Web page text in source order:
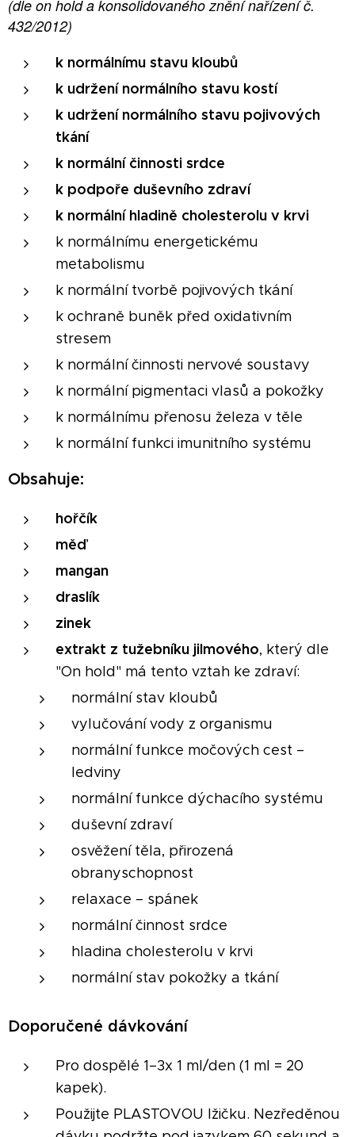
(dle on hold a konsolidovaného znění nařízení č.
432/2012)
k normálnímu stavu kloubů
k udržení normálního stavu kostí
k udržení normálního stavu pojivových
tkání
k normální činnosti srdce
k podpoře duševního zdraví
k normální hladině cholesterolu v krvi
k normálnímu energetickému
metabolismu
k normální tvorbě pojivových tkání
k ochraně buněk před oxidativním
stresem
k normální činnosti nervové soustavy
k normální pigmentaci vlasů a pokožky
k normálnímu přenosu železa v těle
k normální funkci imunitního systému
Obsahuje:
hořčík
měď
mangan
draslík
zinek
extrakt z tužebníku jilmového, který dle
"On hold" má tento vztah ke zdraví:
normální stav kloubů
vylučování vody z organismu
normální funkce močových cest –
ledviny
normální funkce dýchacího systému
duševní zdraví
osvěžení těla, přirozená
obranyschopnost
relaxace – spánek
normální činnost srdce
hladina cholesterolu v krvi
normální stav pokožky a tkání
Doporučené dávkování
Pro dospělé 1–3x 1 ml/den (1 ml = 20
kapek).
Použijte PLASTOVOU lžičku. Nezředěnou